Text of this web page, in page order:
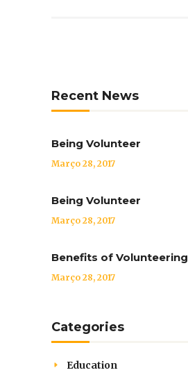
Recent News
Being Volunteer
Março 28, 2017
Being Volunteer
Março 28, 2017
Benefits of Volunteering
Março 28, 2017
Categories
Education